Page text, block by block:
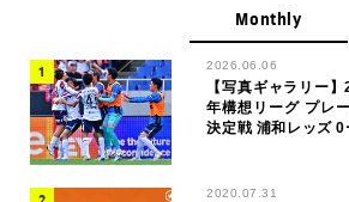
Monthly
2026.06.06
【写真ギャラリー
年構想リーグ プレ
決定戦 浦和レッズ
2020.07.31